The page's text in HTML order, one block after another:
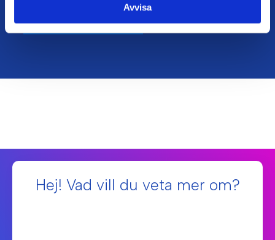
Avvisa
Vårt hållbarhetsarbete
Hej! Vad vill du veta mer om?